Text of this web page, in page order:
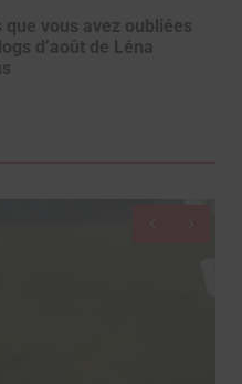
que vous avez oubliées
d’août de Léna